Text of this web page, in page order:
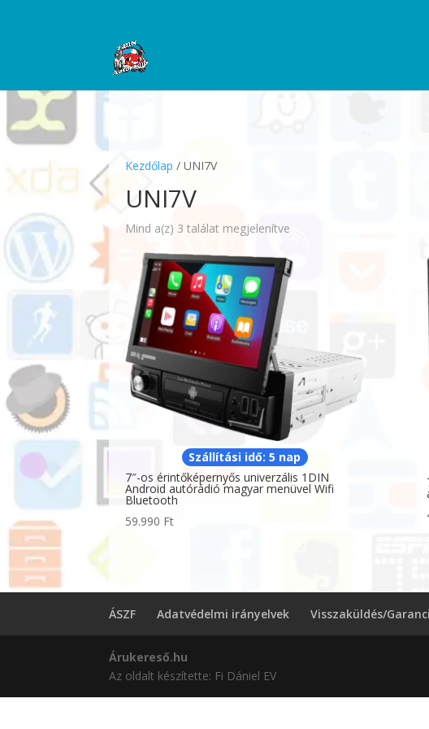
Kezdőlap / UNI7V
UNI7V
Mind a(z) 3 találat megjelenítve
Szállítási idő: 5 nap
7″-os érintőképernyős univerzális 1DIN
Android autórádió magyar menüvel Wifi
Bluetooth
59.990 Ft
ÁSZF Adatvédelmi irányelvek Visszaküldés/
Árukereső.hu
Az oldalt készítette: Fi Dániel EV